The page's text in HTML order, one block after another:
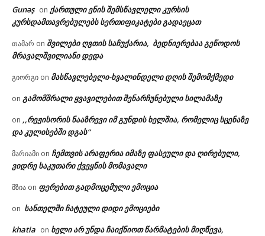
Gunəş on ქართული ენის შემსწავლელი კურსის
კურსდამთავრებულებს სერთიფიკატები გადაეცათ
თამარ on შვილები ღვთის საჩუქარია, ბედნიერებაა გეწოდოს
მრავალშვილიანი დედა
გიორგი on მასწავლებელი-ხვალინდელი დღის შემომქმედი
on გამომშრალი ყვავილებით შენარჩუნებული სილამაზე
on ,,რეჟისორის ნააზრევი იმ გუნდის ხელშია, რომელიც სცენაზე
და კულისებში დგას“
მარიამი on ჩემთვის არაფერია იმაზე ფასეული და ღირებული,
ვიდრე საკუთარი ქვეყნის მომავალი
მზია on ფერებით გადმოცემული ემოცია
on სანთელში ჩატეული დიდი ემოციები
khatia on ხელი არ უნდა ჩაიქნიოთ წარმატების მიღწევა,